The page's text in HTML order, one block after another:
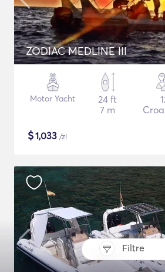
Filtre
ZODIAC MEDLINE III
Motor Yacht
24 ft
7 m
$1,033 /zi